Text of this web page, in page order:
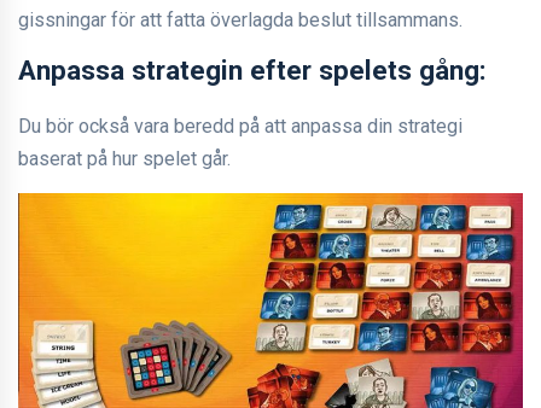
gissningar för att fatta överlagda beslut tillsammans.
Anpassa strategin efter spelets gång:
Du bör också vara beredd på att anpassa din strategi
baserat på hur spelet går.